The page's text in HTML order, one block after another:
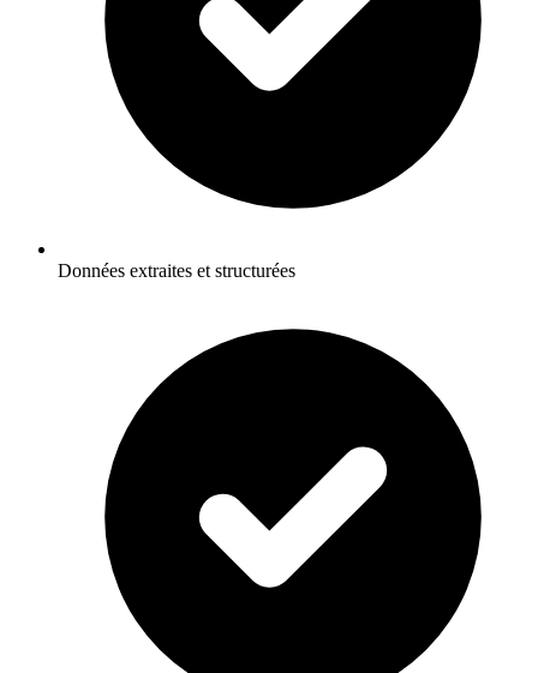
Données extraites et structurées